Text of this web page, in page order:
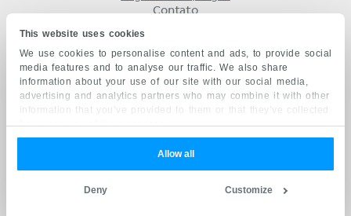
This website uses cookies
We use cookies to personalise content and ads, to provide social
media features and to analyse our traffic. We also share
information about your use of our site with our social media,
advertising and analytics partners who may combine it with other
information that you’ve provided to them or that they’ve collected
from your use of their services.
Allow all
Customize
Deny
Contato
Privacidade
KENHUB EM...
English
русский